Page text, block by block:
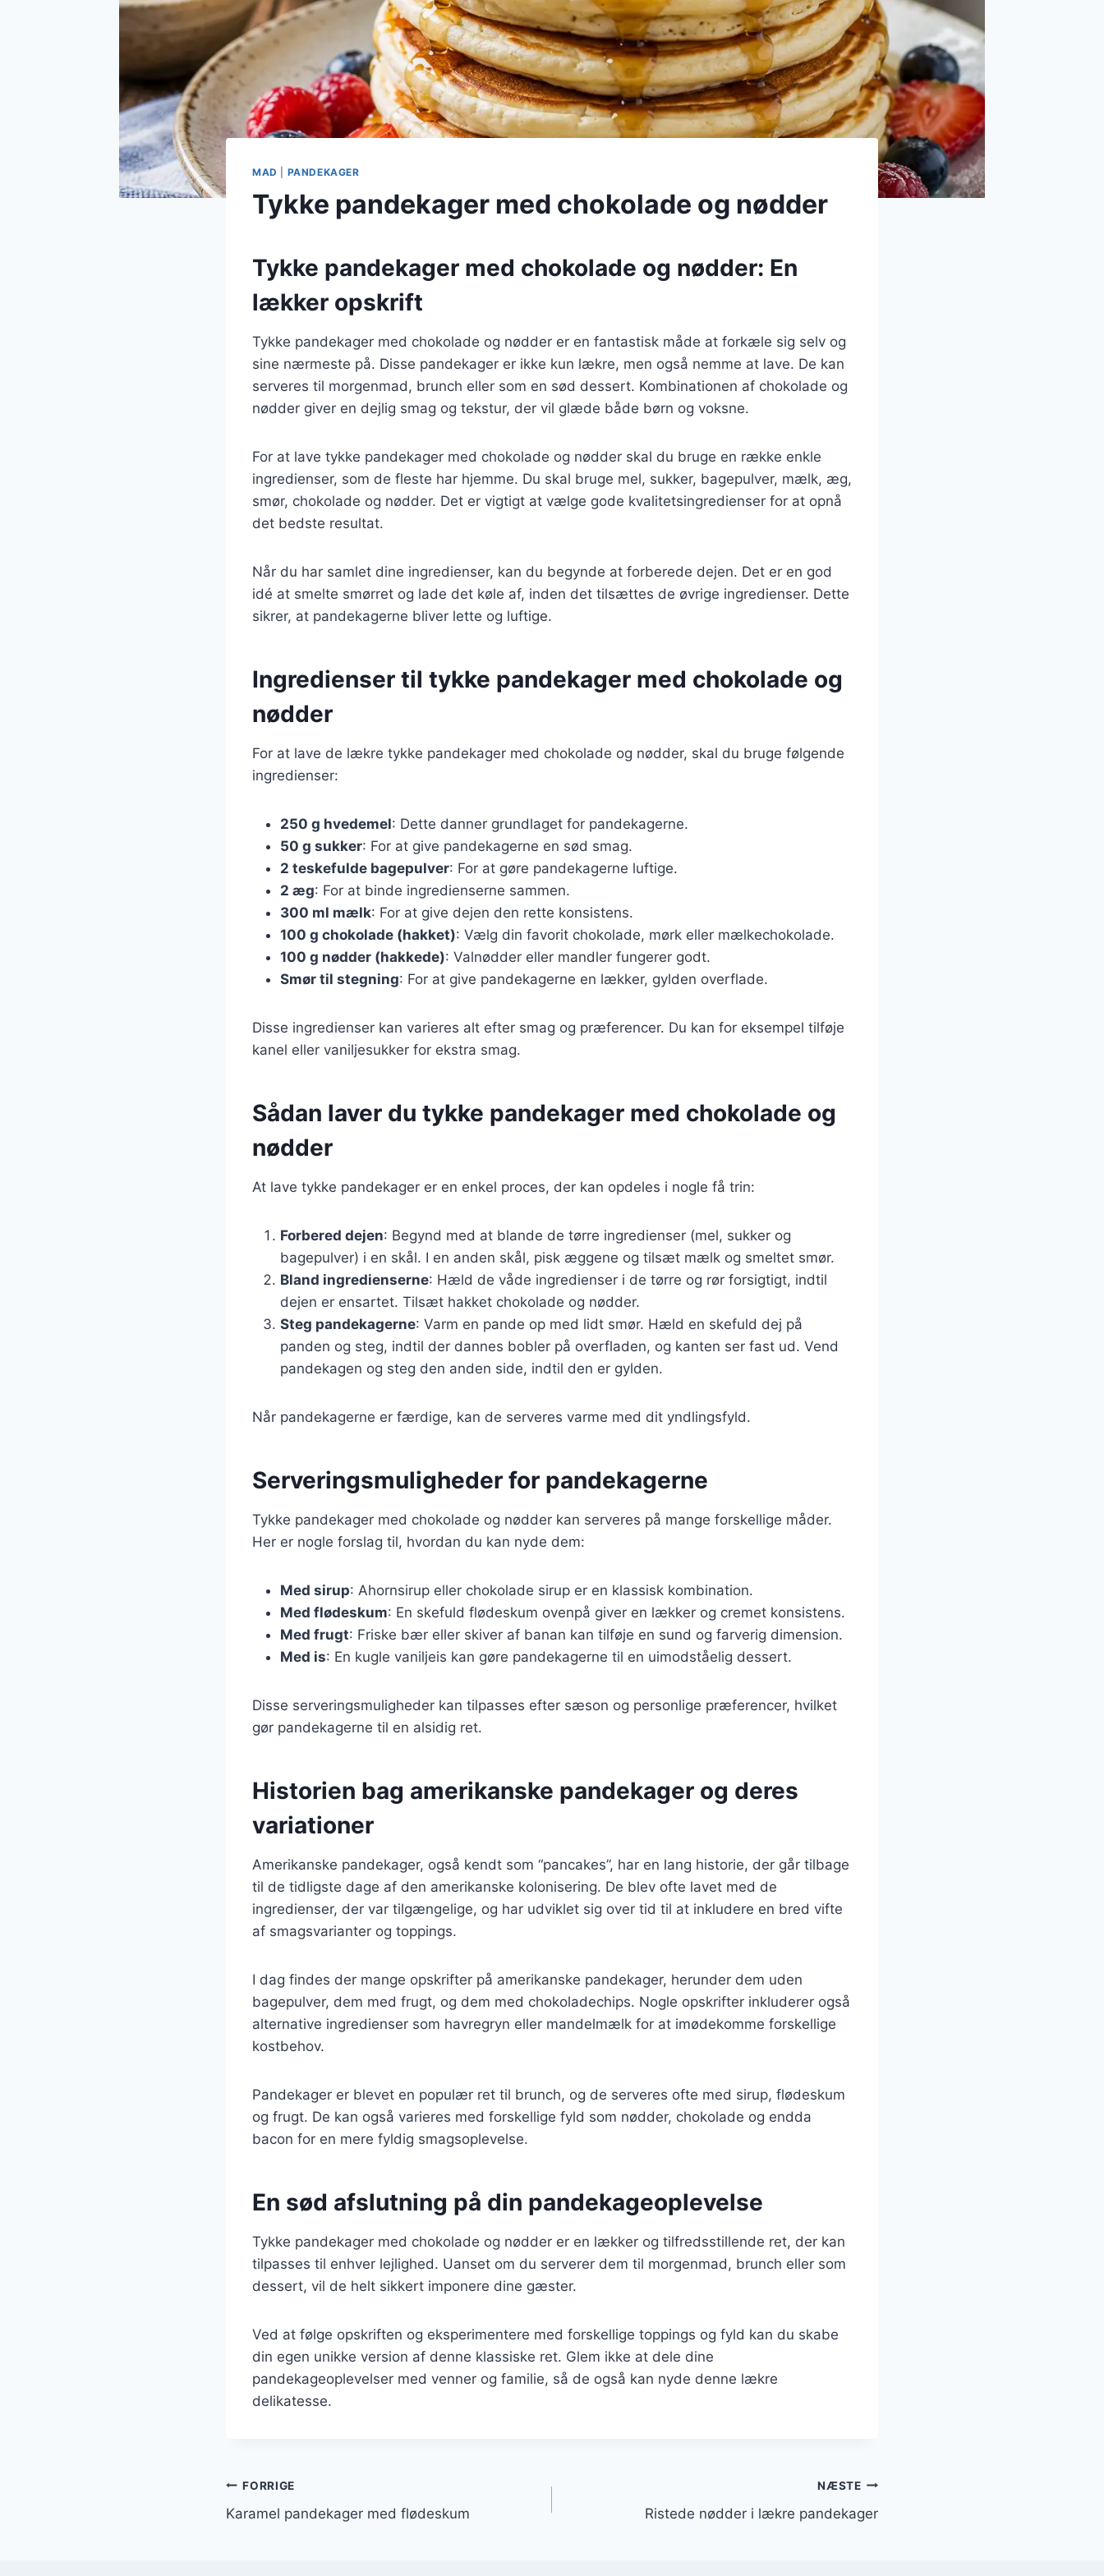
MAD PANDEKAGER
Tykke pandekager med chokolade og nødder
Tykke pandekager med chokolade og nødder: En
lækker opskrift
Tykke pandekager med chokolade og nødder er en fantastisk måde at forkæle sig selv og
sine nærmeste på. Disse pandekager er ikke kun lækre, men også nemme at lave. De kan
serveres til morgenmad, brunch eller som en sød dessert. Kombinationen af chokolade og
nødder giver en dejlig smag og tekstur, der vil glæde både børn og voksne.
For at lave tykke pandekager med chokolade og nødder skal du bruge en række enkle
ingredienser, som de fleste har hjemme. Du skal bruge mel, sukker, bagepulver, mælk, æg,
smør, chokolade og nødder. Det er vigtigt at vælge gode kvalitetsingredienser for at opnå
det bedste resultat.
Når du har samlet dine ingredienser, kan du begynde at forberede dejen. Det er en god
idé at smelte smørret og lade det køle af, inden det tilsættes de øvrige ingredienser. Dette
sikrer, at pandekagerne bliver lette og luftige.
Ingredienser til tykke pandekager med chokolade og
nødder
For at lave de lækre tykke pandekager med chokolade og nødder, skal du bruge følgende
ingredienser:
250 g hvedemel: Dette danner grundlaget for pandekagerne.
50 g sukker: For at give pandekagerne en sød smag.
2 teskefulde bagepulver: For at gøre pandekagerne luftige.
2 æg: For at binde ingredienserne sammen.
300 ml mælk: For at give dejen den rette konsistens.
100 g chokolade (hakket): Vælg din favorit chokolade, mørk eller mælkechokolade.
100 g nødder (hakkede): Valnødder eller mandler fungerer godt.
Smør til stegning: For at give pandekagerne en lækker, gylden overflade.
Disse ingredienser kan varieres alt efter smag og præferencer. Du kan for eksempel tilføje
kanel eller vaniljesukker for ekstra smag.
Sådan laver du tykke pandekager med chokolade og
nødder
At lave tykke pandekager er en enkel proces, der kan opdeles i nogle få trin:
Forbered dejen: Begynd med at blande de tørre ingredienser (mel, sukker og
bagepulver) i en skål. I en anden skål, pisk æggene og tilsæt mælk og smeltet smør.
Bland ingredienserne: Hæld de våde ingredienser i de tørre og rør forsigtigt, indtil
dejen er ensartet. Tilsæt hakket chokolade og nødder.
Steg pandekagerne: Varm en pande op med lidt smør. Hæld en skefuld dej på
panden og steg, indtil der dannes bobler på overfladen, og kanten ser fast ud. Vend
pandekagen og steg den anden side, indtil den er gylden.
Når pandekagerne er færdige, kan de serveres varme med dit yndlingsfyld.
Serveringsmuligheder for pandekagerne
Tykke pandekager med chokolade og nødder kan serveres på mange forskellige måder.
Her er nogle forslag til, hvordan du kan nyde dem:
Med sirup: Ahornsirup eller chokolade sirup er en klassisk kombination.
Med flødeskum: En skefuld flødeskum ovenpå giver en lækker og cremet konsistens.
Med frugt: Friske bær eller skiver af banan kan tilføje en sund og farverig dimension.
Med is: En kugle vaniljeis kan gøre pandekagerne til en uimodståelig dessert.
Disse serveringsmuligheder kan tilpasses efter sæson og personlige præferencer, hvilket
gør pandekagerne til en alsidig ret.
Historien bag amerikanske pandekager og deres
variationer
Amerikanske pandekager, også kendt som “pancakes”, har en lang historie, der går tilbage
til de tidligste dage af den amerikanske kolonisering. De blev ofte lavet med de
ingredienser, der var tilgængelige, og har udviklet sig over tid til at inkludere en bred vifte
af smagsvarianter og toppings.
I dag findes der mange opskrifter på amerikanske pandekager, herunder dem uden
bagepulver, dem med frugt, og dem med chokoladechips. Nogle opskrifter inkluderer også
alternative ingredienser som havregryn eller mandelmælk for at imødekomme forskellige
kostbehov.
Pandekager er blevet en populær ret til brunch, og de serveres ofte med sirup, flødeskum
og frugt. De kan også varieres med forskellige fyld som nødder, chokolade og endda
bacon for en mere fyldig smagsoplevelse.
En sød afslutning på din pandekageoplevelse
Tykke pandekager med chokolade og nødder er en lækker og tilfredsstillende ret, der kan
tilpasses til enhver lejlighed. Uanset om du serverer dem til morgenmad, brunch eller som
dessert, vil de helt sikkert imponere dine gæster.
Ved at følge opskriften og eksperimentere med forskellige toppings og fyld kan du skabe
din egen unikke version af denne klassiske ret. Glem ikke at dele dine
pandekageoplevelser med venner og familie, så de også kan nyde denne lækre
delikatesse.
Indlægsnavigation
FORRIGE
Karamel pandekager med flødeskum
NÆSTE
Ristede nødder i lækre pandekager